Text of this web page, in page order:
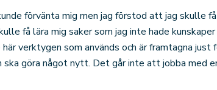
förvänta mig men jag förstod att jag skulle
få lära mig saker som jag inte hade
verktygen som används och är framtagna just
ska göra något nytt. Det går inte att jobba med